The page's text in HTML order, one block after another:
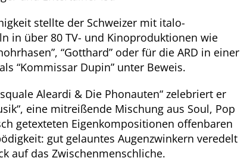
stellte der Schweizer mit italo-
in über 80 TV- und Kinoproduktionen wie
“Gotthard” oder für die ARD in einer
“Kommissar Dupin” unter Beweis.
Aleardi & Die Phonauten“ zelebriert er
eine mitreißende Mischung aus Soul, Pop
getexteten Eigenkompositionen offenbaren
gut gelauntes Augenzwinkern veredelt
auf das Zwischenmenschliche.